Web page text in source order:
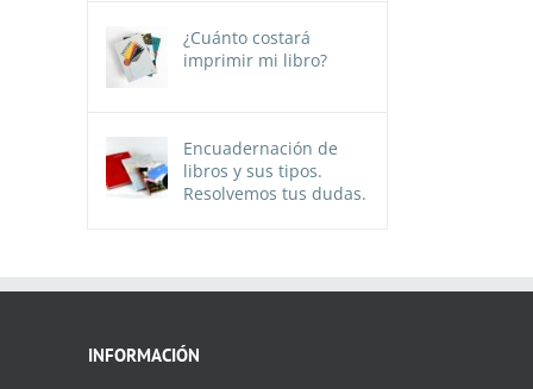
¿Cuánto costará
imprimir mi libro?
Encuadernación de
libros y sus tipos.
Resolvemos tus dudas.
INFORMACIÓN